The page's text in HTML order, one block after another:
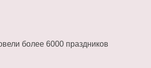
более 6000 праздников